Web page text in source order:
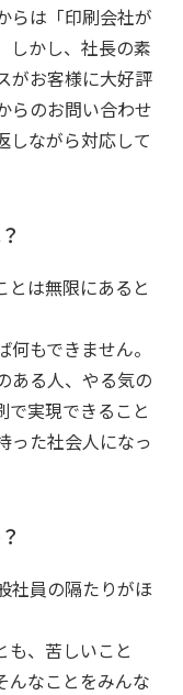
らは「印刷会社が
しかし、社長の素
がお客様に大好評
らのお問い合わせ
しながら対応して
とは無限にあると
もできません。
ある人、やる気の
で実現できること
った社会人になっ
社員の隔たりがほ
も、苦しいこと
んなことをみんな